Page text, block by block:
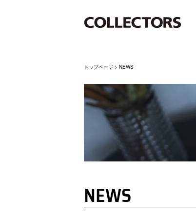
トップページ > NEWS
NEWS